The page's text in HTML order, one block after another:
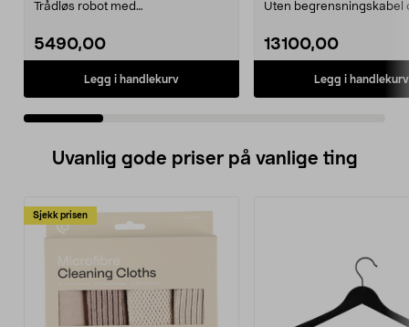
Trådløs robot med
5490,00
Legg i handlekurv
Uten begrensningskabel
13100,00
Legg i handlekurv
Uvanlig gode priser på vanlige ting
Sjekk prisen